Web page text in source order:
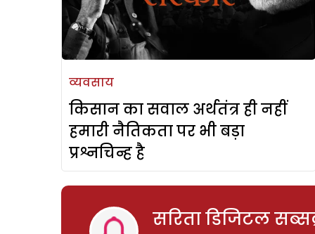
व्यवसाय
किसान का सवाल अर्थतंत्र ही नहीं
हमारी नैतिकता पर भी बड़ा
प्रश्नचिन्ह है
सरिता डिजिटल